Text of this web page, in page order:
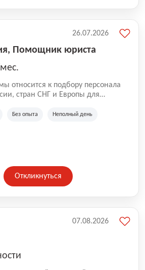
Помощник юриста
относится к подбору персонала
стран СНГ и Европы для
информационным
Без опыта Неполный день
26.07.2026
Откликнуться
07.08.2026